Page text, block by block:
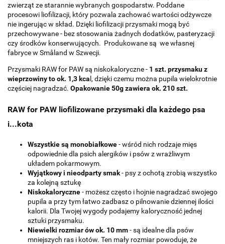
zwierząt ze starannie wybranych gospodarstw. Poddane
procesowi liofilizacji, który pozwala zachować wartości odżywcze
nie ingerując w skład. Dzięki liofilizacji przysmaki mogą być
przechowywane - bez stosowania żadnych dodatków, pasteryzacji
czy środków konserwujących. Produkowane są we własnej
fabryce w Småland w Szwecji.
Przysmaki RAW for PAW są niskokaloryczne - 1 szt. przysmaku z
wieprzowiny to ok. 1,3 kca l, dzięki czemu można pupila wielokrotnie
częściej nagradzać. Opakowanie 50g zawiera ok. 210 szt.
RAW for PAW liofilizowane przysmaki dla każdego psa
i...kota
Wszystkie są monobiałkowe- wśród nich rodzaje mięs
odpowiednie dla psich alergików i psów z wrażliwym
układem pokarmowym.
Wyjątkowy i nieodparty smak- psy z ochotą zrobią wszystko
za kolejną sztukę
Niskokaloryczne- możesz często i hojnie nagradzać swojego
pupila a przy tym łatwo zadbasz o pilnowanie dziennej ilości
kalorii. Dla Twojej wygody podajemy kaloryczność jednej
sztuki przysmaku.
Niewielki rozmiar ów ok. 10 mm- są idealne dla psów
mniejszych ras i kotów. Ten mały rozmiar powoduje, że